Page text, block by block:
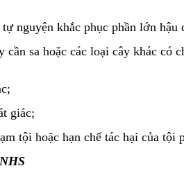
nguyện khắc phục phần lớn hậu
sa hoặc các loại cây khác
giác;
tội hoặc hạn chế tác hại của tội